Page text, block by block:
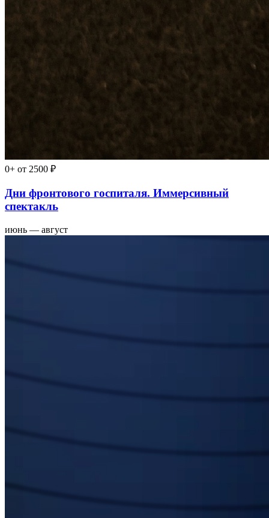
0+ от 2500 ₽
Дни фронтового госпиталя. Иммерсивный
спектакль
июнь — август